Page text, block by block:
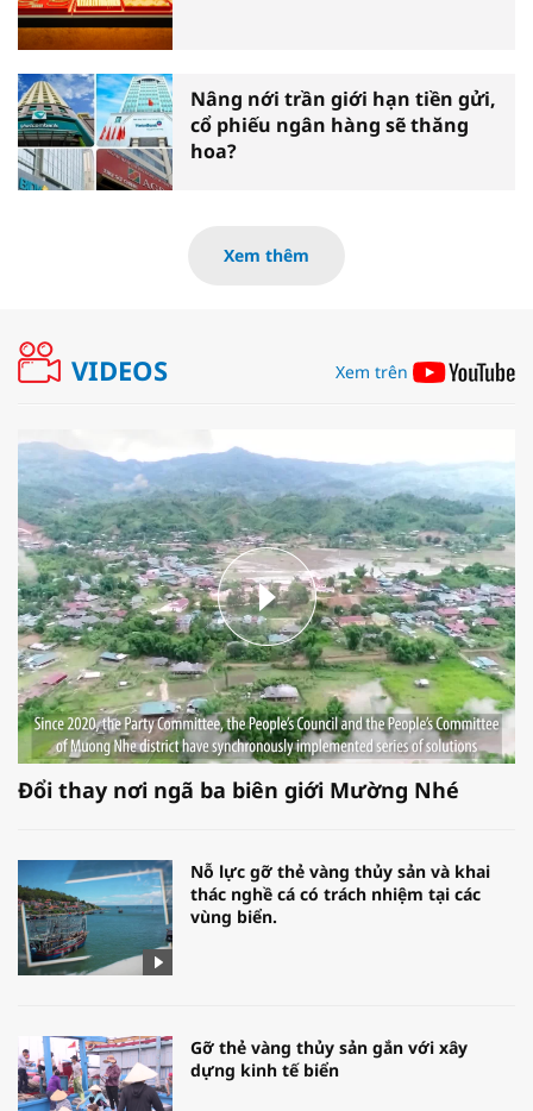
Nâng nới trần giới hạn tiền gửi,
cổ phiếu ngân hàng sẽ thăng
hoa?
Xem thêm
VIDEOS Xem trên
Đổi thay nơi ngã ba biên giới Mường Nhé
Nỗ lực gỡ thẻ vàng thủy sản và khai
thác nghề cá có trách nhiệm tại các
vùng biển.
Gỡ thẻ vàng thủy sản gắn với xây
dựng kinh tế biển